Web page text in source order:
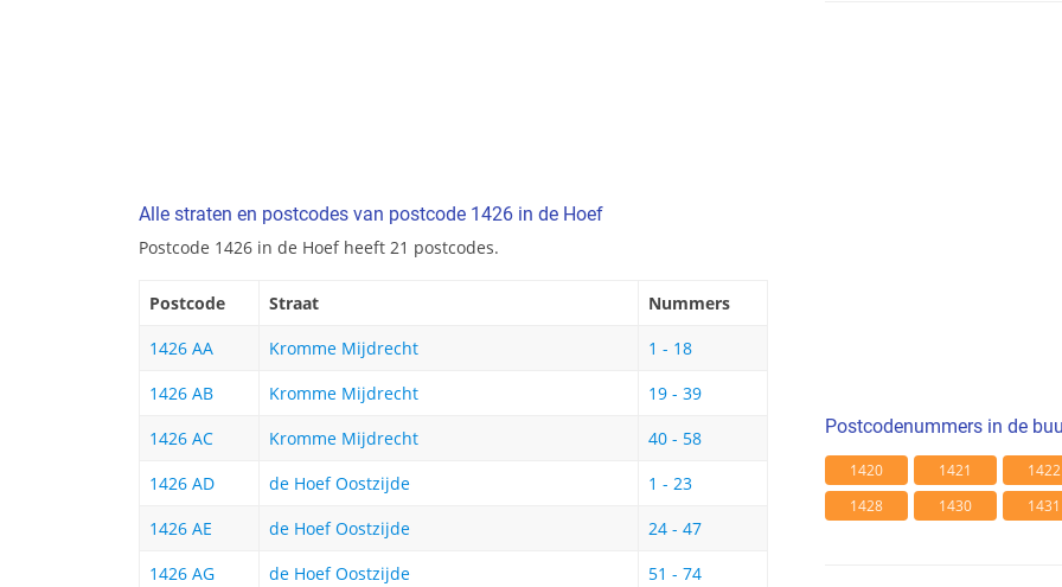
Alle straten en postcodes van postcode 1426 in de Hoef
Postcode 1426 in de Hoef heeft 21 postcodes.
Postcode Straat
Nummers
1426 AA
Kromme Mijdrecht
1 - 18
1426 AB
Kromme Mijdrecht
19 - 39
1426 AC
Kromme Mijdrecht
40 - 58
1426 AD
de Hoef Oostzijde
1 - 23
1426 AE
de Hoef Oostzijde
24 - 47
1426 AG
de Hoef Oostzijde
51 - 74
Postcodenummers in de
1420 1421 1422
1428
1430 1431